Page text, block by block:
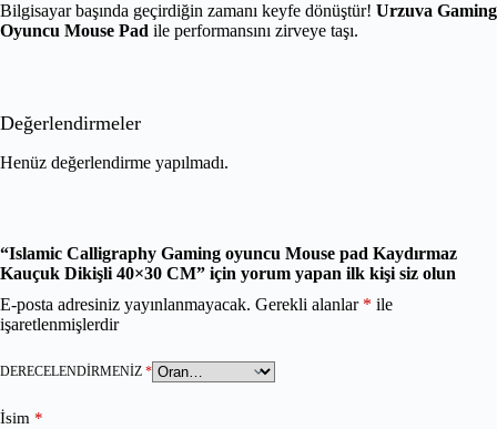
Bilgisayar başında geçirdiğin zamanı keyfe dönüştür! Urzuva Gaming
Oyuncu Mouse Pad ile performansını zirveye taşı.
Değerlendirmeler
Henüz değerlendirme yapılmadı.
“Islamic Calligraphy Gaming oyuncu Mouse pad Kaydırmaz
Kauçuk Dikişli 40×30 CM” için yorum yapan ilk kişi siz olun
E-posta adresiniz yayınlanmayacak. Gerekli alanlar * ile
işaretlenmişlerdir
DERECELENDIRMENIZ *
İsim *